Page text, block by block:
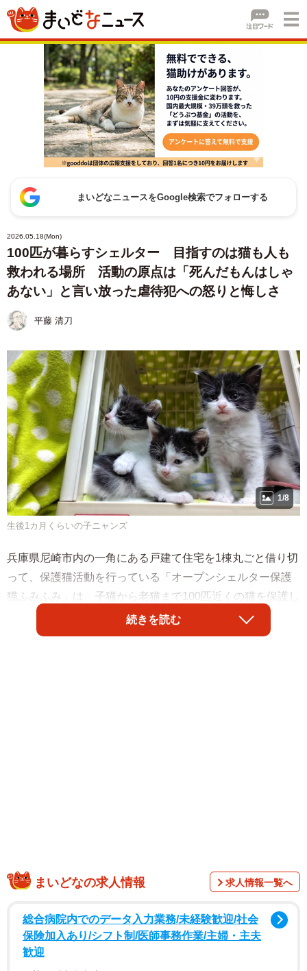
まいどなニュースをGoogle検索でフォローする
2026.05.18(Mon)
100匹が暮らすシェルター 目指すのは猫も人も
救われる場所 活動の原点は「死んだもんはしゃ
あない」と言い放った虐待犯への怒りと悔しさ
平藤 清刀
1/8
生後1カ月くらいの子ニャンズ
兵庫県尼崎市内の一角にある戸建て住宅を1棟丸ごと借り切
って、保護猫活動を行っている「オープンシェルター保護
猫ふみふみ」は、子猫から老猫まで100匹近くの猫を保護し
ている。同時に、現代社会で何となく生きづらさを抱える
人が、猫の世話をしながら自分を取り戻せる場でもある。
年間140匹を新しい家族のもとへ
行っているのは、いわゆる「保護猫活動」だが、その内容
は多岐にわたる。すでに保護した猫が暮らすケージを朝晩
清掃し、給餌と健康チェック。多頭飼育崩壊の現場へ赴い
続きを読む
まいどなの求人情報 求人情報一覧へ
総合病院内でのデータ入力業務/未経験歓迎/社会
保険加入あり/シフト制/医師事務作業/主婦・主夫
歓迎